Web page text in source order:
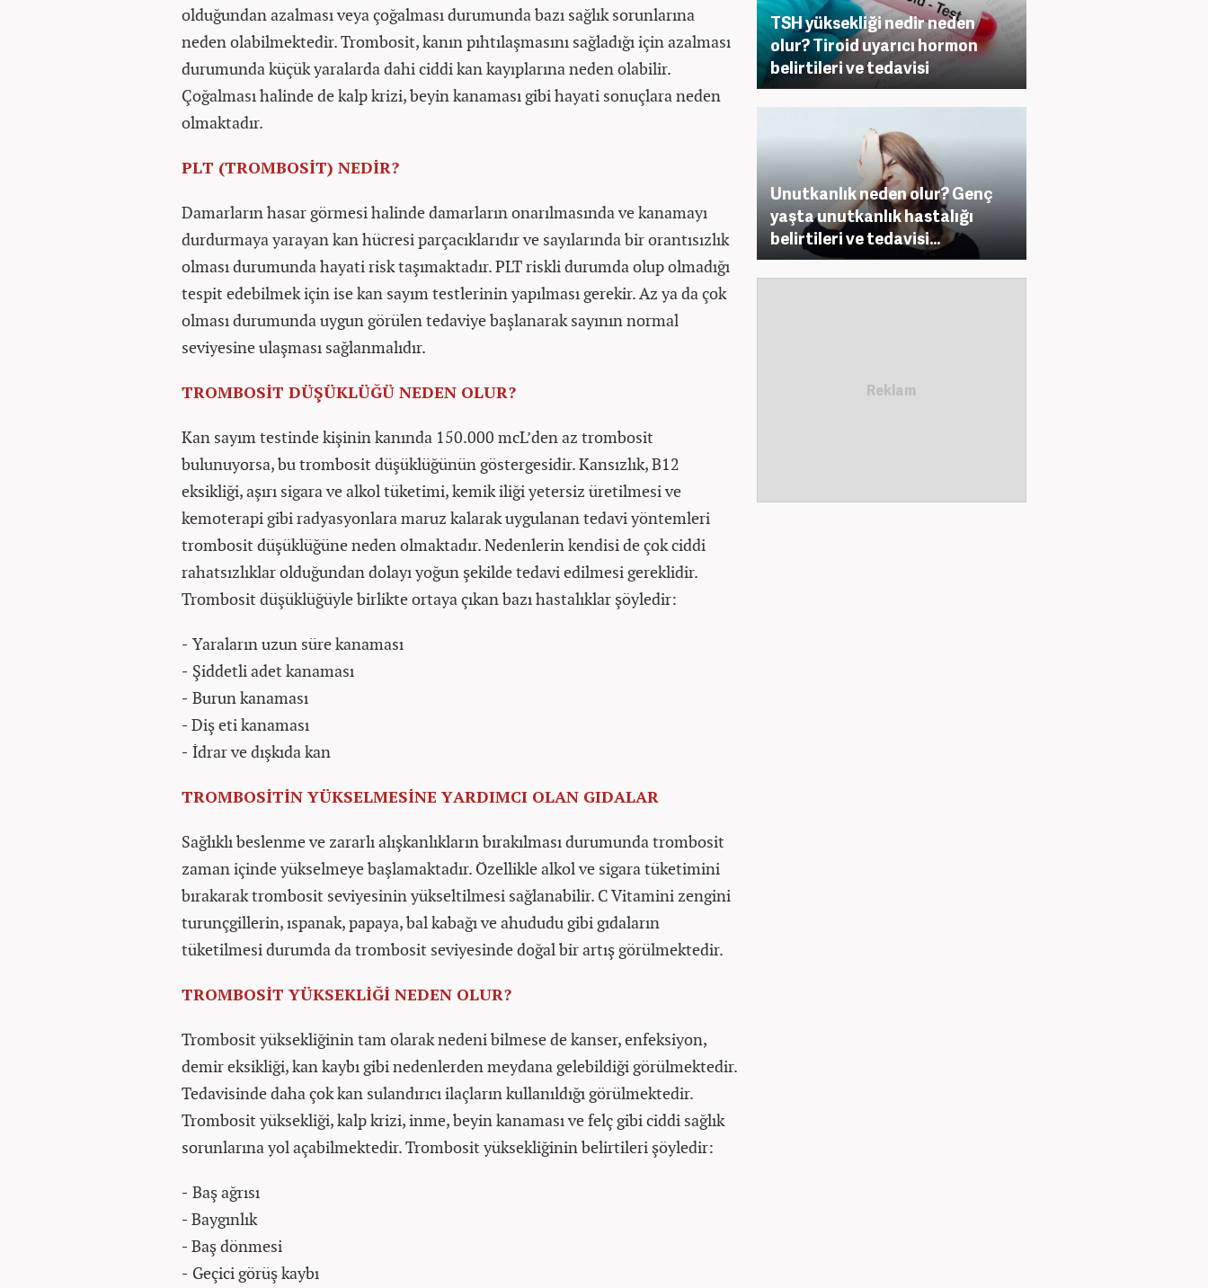
olduğundan azalması veya çoğalması durumunda bazı sağlık sorunlarına
neden olabilmektedir. Trombosit, kanın pıhtılaşmasını sağladığı için azalması
durumunda küçük yaralarda dahi ciddi kan kayıplarına neden olabilir.
Çoğalması halinde de kalp krizi, beyin kanaması gibi hayati sonuçlara neden
olmaktadır.
PLT (TROMBOSİT) NEDİR?
Damarların hasar görmesi halinde damarların onarılmasında ve kanamayı
durdurmaya yarayan kan hücresi parçacıklarıdır ve sayılarında bir orantısızlık
olması durumunda hayati risk taşımaktadır. PLT riskli durumda olup olmadığı
tespit edebilmek için ise kan sayım testlerinin yapılması gerekir. Az ya da çok
olması durumunda uygun görülen tedaviye başlanarak sayının normal
seviyesine ulaşması sağlanmalıdır.
TROMBOSİT DÜŞÜKLÜĞÜ NEDEN OLUR?
Kan sayım testinde kişinin kanında 150.000 mcL’den az trombosit
bulunuyorsa, bu trombosit düşüklüğünün göstergesidir. Kansızlık, B12
eksikliği, aşırı sigara ve alkol tüketimi, kemik iliği yetersiz üretilmesi ve
kemoterapi gibi radyasyonlara maruz kalarak uygulanan tedavi yöntemleri
trombosit düşüklüğüne neden olmaktadır. Nedenlerin kendisi de çok ciddi
rahatsızlıklar olduğundan dolayı yoğun şekilde tedavi edilmesi gereklidir.
Trombosit düşüklüğüyle birlikte ortaya çıkan bazı hastalıklar şöyledir:
- Yaraların uzun süre kanaması
- Şiddetli adet kanaması
- Burun kanaması
- Diş eti kanaması
- İdrar ve dışkıda kan
TROMBOSİTİN YÜKSELMESİNE YARDIMCI OLAN GIDALAR
Sağlıklı beslenme ve zararlı alışkanlıkların bırakılması durumunda trombosit
zaman içinde yükselmeye başlamaktadır. Özellikle alkol ve sigara tüketimini
bırakarak trombosit seviyesinin yükseltilmesi sağlanabilir. C Vitamini zengini
turunçgillerin, ıspanak, papaya, bal kabağı ve ahududu gibi gıdaların
tüketilmesi durumda da trombosit seviyesinde doğal bir artış görülmektedir.
TROMBOSİT YÜKSEKLİĞİ NEDEN OLUR?
Trombosit yüksekliğinin tam olarak nedeni bilmese de kanser, enfeksiyon,
demir eksikliği, kan kaybı gibi nedenlerden meydana gelebildiği görülmektedir.
Tedavisinde daha çok kan sulandırıcı ilaçların kullanıldığı görülmektedir.
Trombosit yüksekliği, kalp krizi, inme, beyin kanaması ve felç gibi ciddi sağlık
sorunlarına yol açabilmektedir. Trombosit yüksekliğinin belirtileri şöyledir:
- Baş ağrısı
- Baygınlık
- Baş dönmesi
- Geçici görüş kaybı
TSH yüksekliği nedir neden
olur? Tiroid uyarıcı hormon
belirtileri ve tedavisi
Unutkanlık neden olur? Genç
yaşta unutkanlık hastalığı
belirtileri ve tedavisi...